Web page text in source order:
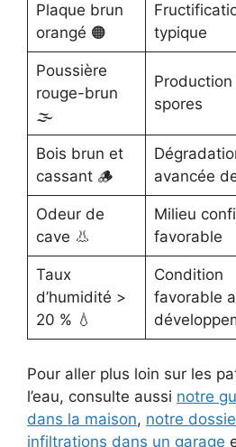
Plaque brun
orangé 🟠
typique
Poussière
rouge-brun
🌫️
Production
spores
Bois brun et
cassant 🪵
avancée
Odeur de
cave 👃
Milieu
favorable
Taux
d’humidité >
20 % 💧
Condition
favorable
Pour aller plus loin sur les
l’eau, consulte aussi notre
dans la maison, notre
infiltrations dans un garage